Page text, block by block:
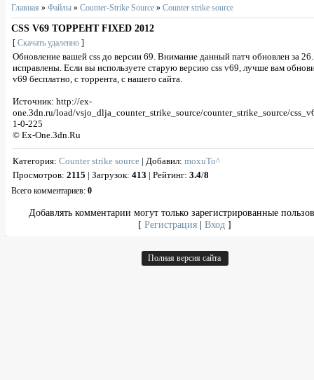
Главная » Файлы » Counter-Strike Source » Counter strike source
CSS V69 ТОРРЕНТ FIXED 2012
[ Скачать удаленно ]
Обновление вашей css до версии 69. Внимание данный патч обновлен за
исправлены. Если вы используете старую версию css v69, лучше вам
v69 бесплатно, с торрента, с нашего сайта.
Источник: http://ex-
one.3dn.ru/load/vsjo_dlja_counter_strike_source/counter_strike_source/
1-0-225
© Ex-One.3dn.Ru
Категория: Counter strike source | Добавил: moxuTo^
Просмотров: 2115 | Загрузок: 413 | Рейтинг: 3.4/8
Всего комментариев: 0
Добавлять комментарии могут только зарегистрированные
[ Регистрация | Вход ]
Полная версия сайта